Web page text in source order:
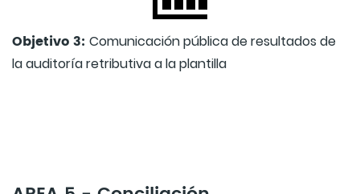
Objetivo 3: Comunicación pública de resultados de
la auditoría retributiva a la plantilla